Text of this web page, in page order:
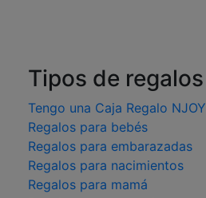
Tipos de regalos
Tengo una Caja Regalo NJOY
Regalos para bebés
Regalos para embarazadas
Regalos para nacimientos
Regalos para mamá